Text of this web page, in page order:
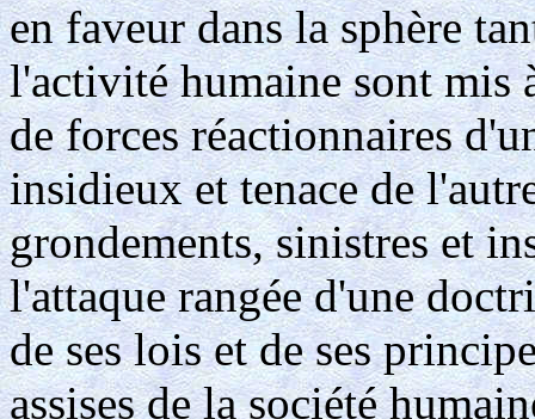
en faveur dans la sphère
l'activité humaine sont mis
de forces réactionnaires
insidieux et tenace de
grondements, sinistres et
l'attaque rangée d'une
de ses lois et de ses
assises de la société